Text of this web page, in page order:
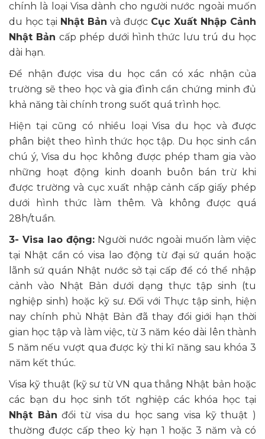
chính là loại Visa dành cho người nước ngoài muốn
du học tại Nhật Bản và được Cục Xuất Nhập Cảnh
Nhật Bản cấp phép dưới hình thức lưu trú du học
dài hạn.
Để nhận được visa du học cần có xác nhận của
trường sẽ theo học và gia đình cần chứng minh đủ
khả năng tài chính trong suốt quá trình học.
Hiện tại cũng có nhiều loại Visa du học và được
phân biệt theo hình thức học tập. Du học sinh cần
chú ý, Visa du học không được phép tham gia vào
những hoạt động kinh doanh buôn bán trừ khi
được trường và cục xuất nhập cảnh cấp giấy phép
dưới hình thức làm thêm. Và không được quá
28h/tuần.
3- Visa lao động: Người nước ngoài muốn làm việc
tại Nhật cần có visa lao động từ đại sứ quán hoặc
lãnh sứ quán Nhật nước sở tại cấp để có thể nhập
cảnh vào Nhật Bản dưới dạng thực tập sinh (tu
nghiệp sinh) hoặc kỹ sư. Đối với Thực tập sinh, hiện
nay chính phủ Nhật Bản đã thay đổi giới hạn thời
gian học tập và làm việc, từ 3 năm kéo dài lên thành
5 năm nếu vượt qua được kỳ thi kĩ năng sau khóa 3
năm kết thúc.
Visa kỹ thuật (kỹ sư từ VN qua thẳng Nhật bản hoặc
các bạn du học sinh tốt nghiệp các khóa học tại
Nhật Bản đổi từ visa du học sang visa kỹ thuật )
thường được cấp theo kỳ hạn 1 hoặc 3 năm và có